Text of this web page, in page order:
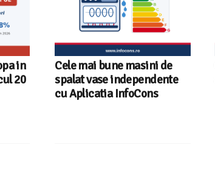
in
20
Cele mai bune masini de
spalat vase independente
cu Aplicatia InfoCons